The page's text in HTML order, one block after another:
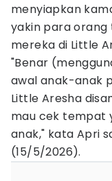
menyiapkan
yakin para
mereka di Little
"Benar
awal anak-anak
Little Aresha
mau cek tempat
anak," kata Apri
(15/5/2026).